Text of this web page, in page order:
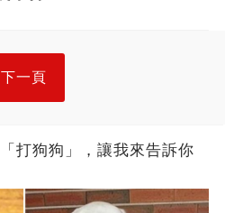
下一頁
打狗狗」，讓我來告訴你